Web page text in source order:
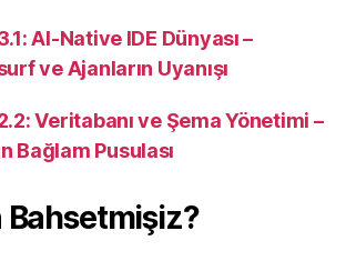
AI-Native IDE Dünyası –
ve Ajanların Uyanışı
Veritabanı ve Şema Yönetimi –
Bağlam Pusulası
Bahsetmişiz?